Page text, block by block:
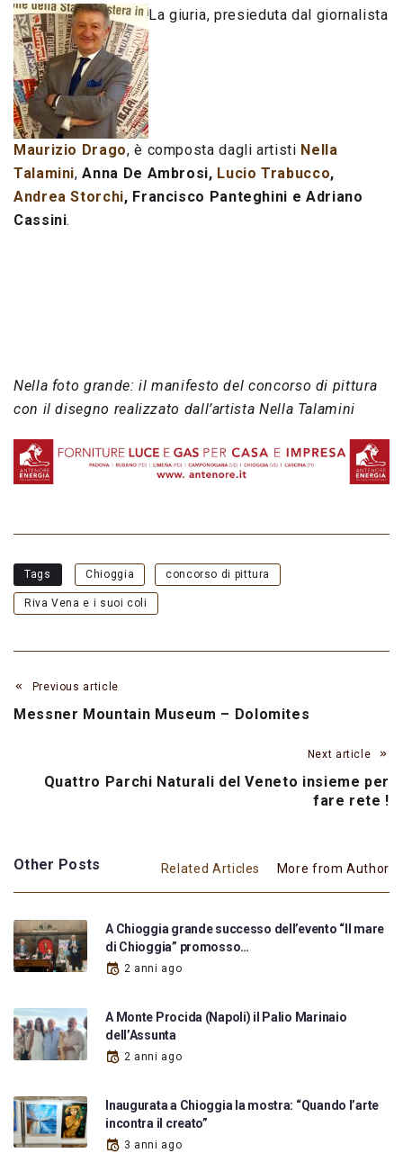
La giuria, presieduta dal giornalista
Maurizio Drago, è composta dagli artisti Nella
Talamini,Anna De Ambrosi, Lucio Trabucco,
Andrea Storchi, Francisco Panteghini e Adriano
Cassini.
Nella foto grande: il manifesto del concorso di pittura
con il disegno realizzato dall’artista Nella Talamini
Tags Chioggia concorso di pittura
Riva Vena e i suoi coli
Previous article
Messner Mountain Museum – Dolomites
Next article
Quattro Parchi Naturali del Veneto insieme per
fare rete !
Other Posts Related Articles More from Author
A Chioggia grande successo dell’evento “Il mare
di Chioggia” promosso…
2 anni ago
A Monte Procida (Napoli) il Palio Marinaio
dell’Assunta
2 anni ago
Inaugurata a Chioggia la mostra: “Quando l’arte
incontra il creato”
3 anni ago